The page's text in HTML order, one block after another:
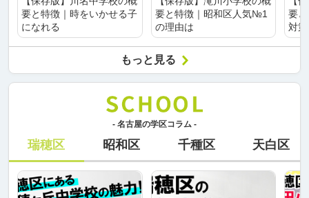
要と特徴｜時をいかせる子
になれる
要と特徴｜昭和区人気№1
の理由は
要
対
もっと見る
- 名古屋の学区コラム -
瑞穂区 昭和区 千種区 天白区